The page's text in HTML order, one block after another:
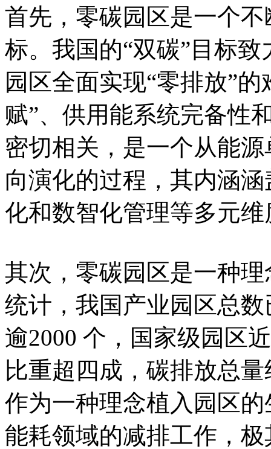
首先，零碳园区是一个
标。我国的“双碳”目标
园区全面实现“零排放”
赋”、供用能系统完备性
密切相关，是一个从能
向演化的过程，其内涵
化和数智化管理等多元维
其次，零碳园区是一种
统计，我国产业园区总
逾2000 个，国家级园区
比重超四成，碳排放总
作为一种理念植入园区
能耗领域的减排工作，